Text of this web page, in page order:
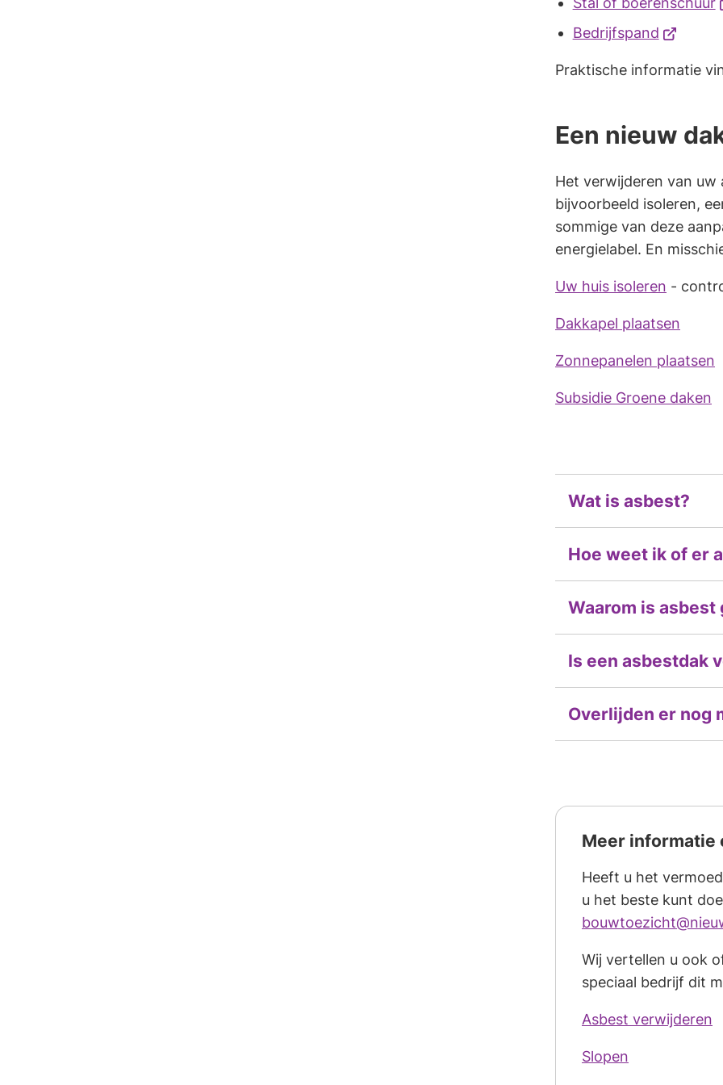
externe
website)
externe
website)
Bedrijfspand(Verwijst
een
website)
Praktische informatie
Een nieuw
Het verwijderen van uw
bijvoorbeeld isoleren,
sommige van deze
energielabel. En
Uw huis isoleren -
Dakkapel plaatsen
Zonnepanelen plaatsen
Subsidie Groene daken
Wat is asbest?
Hoe weet ik of er
Waarom is asbest
Is een asbestdak
Overlijden er nog
Meer informatie
Heeft u het
u het beste kunt
Wij vertellen u ook
speciaal bedrijf dit
Asbest verwijderen
Slopen